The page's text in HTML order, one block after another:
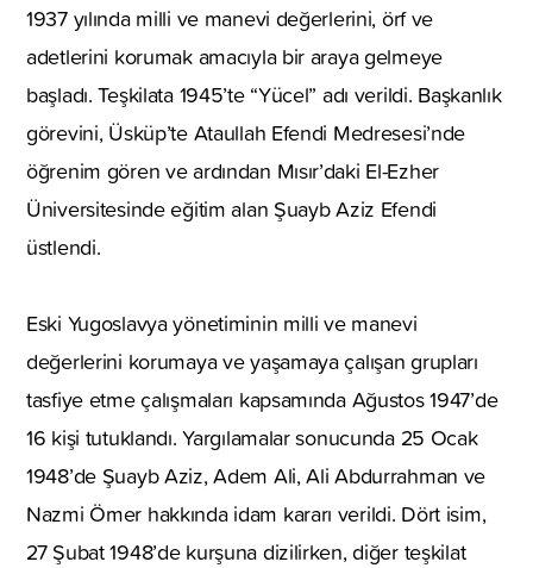
1937 yılında milli ve manevi değerlerini, örf ve
adetlerini korumak amacıyla bir araya gelmeye
başladı. Teşkilata 1945’te “Yücel” adı verildi. Başkanlık
görevini, Üsküp’te Ataullah Efendi Medresesi’nde
öğrenim gören ve ardından Mısır’daki El-Ezher
Üniversitesinde eğitim alan Şuayb Aziz Efendi
üstlendi.
Eski Yugoslavya yönetiminin milli ve manevi
değerlerini korumaya ve yaşamaya çalışan grupları
tasfiye etme çalışmaları kapsamında Ağustos 1947’de
16 kişi tutuklandı. Yargılamalar sonucunda 25 Ocak
1948’de Şuayb Aziz, Adem Ali, Ali Abdurrahman ve
Nazmi Ömer hakkında idam kararı verildi. Dört isim,
27 Şubat 1948’de kurşuna dizilirken, diğer teşkilat